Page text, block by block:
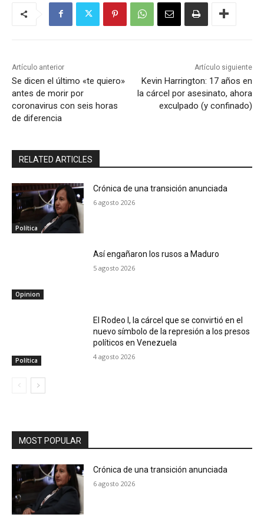
Artículo anterior
Se dicen el último «te quiero»
antes de morir por
coronavirus con seis horas
de diferencia
Artículo siguiente
Kevin Harrington: 17 años en
la cárcel por asesinato, ahora
exculpado (y confinado)
RELATED ARTICLES
Política
Crónica de una transición anunciada
6 agosto 2026
Opinion
Así engañaron los rusos a Maduro
5 agosto 2026
Política
El Rodeo I, la cárcel que se convirtió en el
nuevo símbolo de la represión a los presos
políticos en Venezuela
4 agosto 2026
MOST POPULAR
Crónica de una transición anunciada
6 agosto 2026